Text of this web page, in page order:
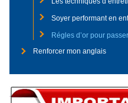
Soyer performant en
Régles d’or pour
Renforcer mon anglais